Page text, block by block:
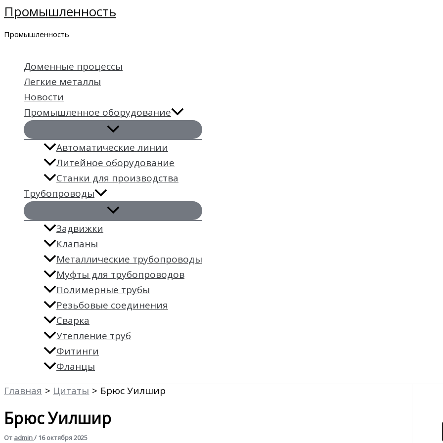
Перейти
содержимому
Промышленность
Промышленность
Доменные процессы
Легкие металлы
Новости
Промышленное оборудование
Автоматические линии
Литейное оборудование
Станки для производства
Трубопроводы
Задвижки
Клапаны
Металлические трубопроводы
Муфты для трубопроводов
Полимерные трубы
Резьбовые соединения
Сварка
Утепление труб
Фитинги
Фланцы
Главная
Цитаты Брюс Уилшир
Брюс Уилшир
От admin/ 16 октября 2025